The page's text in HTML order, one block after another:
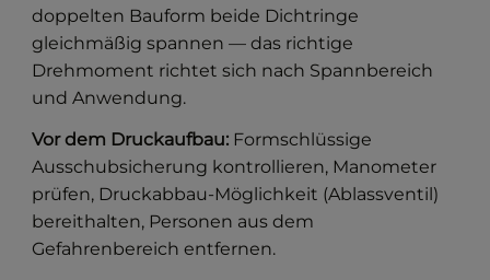
doppelten Bauform beide Dichtringe
gleichmäßig spannen — das richtige
Drehmoment richtet sich nach Spannbereich
und Anwendung.
Vor dem Druckaufbau: Formschlüssige
Ausschubsicherung kontrollieren, Manometer
prüfen, Druckabbau-Möglichkeit (Ablassventil)
bereithalten, Personen aus dem
Gefahrenbereich entfernen.